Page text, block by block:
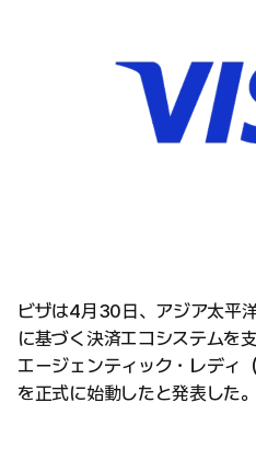
ビザは4月30日、アジア太平
に基づく決済エコシステムを
エージェンティック・レディ
を正式に始動したと発表した。